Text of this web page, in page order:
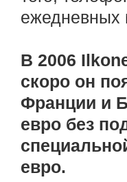
ежедневных
В 2006
скоро он
Франции и
евро без
евро.